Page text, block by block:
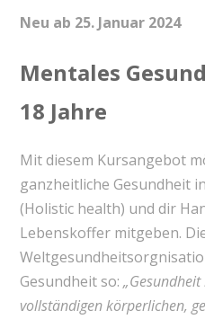
Neu ab 25. Januar 2024
Mentales
18 Jahre
Mit diesem Kursangebot
ganzheitliche Gesundheit
(Holistic health) und dir
Lebenskoffer mitgeben.
Gesundheit so:
vollständigen körperlichen,